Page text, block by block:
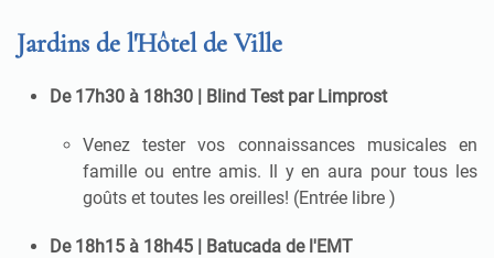
Jardins de l'Hôtel de Ville
De 17h30 à 18h30 | Blind Test par Limprost
Venez tester vos connaissances musicales en
famille ou entre amis. Il y en aura pour tous les
goûts et toutes les oreilles! (Entrée libre )
De 18h15 à 18h45 | Batucada de l'EMT